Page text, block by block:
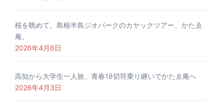
桜を眺めて、島根半島ジオパークのカヤックツアー、かたゑ
庵。
2026年4月6日
高知から大学生一人旅、青春18切符乗り継いでかたゑ庵へ
2026年4月3日